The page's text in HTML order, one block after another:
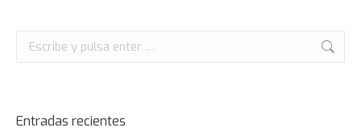
Entradas recientes